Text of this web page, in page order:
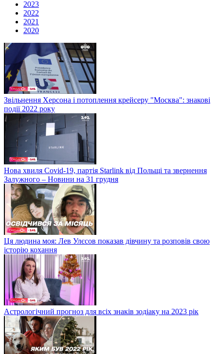
2023
2022
2021
2020
Звільнення Херсона і потоплення крейсеру "Москва": знакові
події 2022 року
Нова хвиля Covid-19, партія Starlink від Польщі та звернення
Залужного – Новини на 31 грудня
Ця людина моя: Лев Улєсов показав дівчину та розповів свою
історію кохання
Астрологічний прогноз для всіх знаків зодіаку на 2023 рік